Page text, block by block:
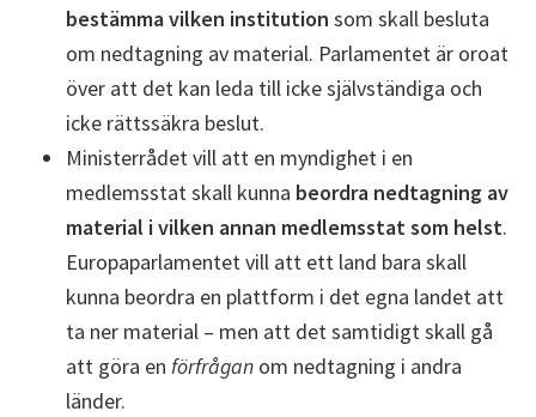
bestämma vilken institution som skall besluta
om nedtagning av material. Parlamentet är oroat
över att det kan leda till icke självständiga och
icke rättssäkra beslut.
Ministerrådet vill att en myndighet i en
medlemsstat skall kunna beordra nedtagning av
material i vilken annan medlemsstat som helst.
Europaparlamentet vill att ett land bara skall
kunna beordra en plattform i det egna landet att
ta ner material – men att det samtidigt skall gå
att göra en förfrågan om nedtagning i andra
länder.